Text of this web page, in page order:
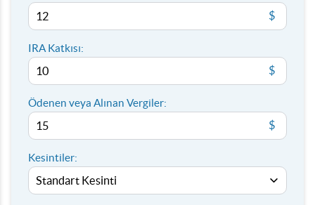
$
IRA Katkısı:
$
Ödenen veya Alınan Vergiler:
$
Kesintiler: